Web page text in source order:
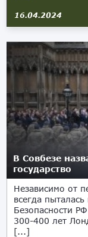
16.04.2024
В Совбезе
государство
Независимо от
всегда
Безопасности
300-400 лет
[...]